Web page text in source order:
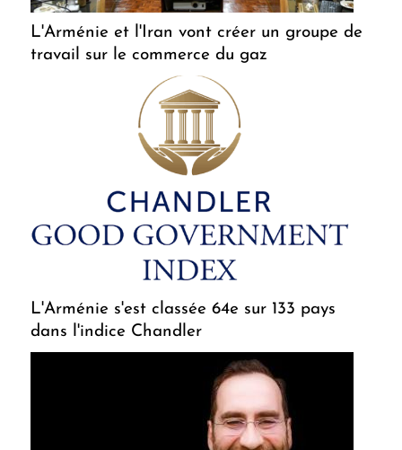
L'Arménie et l'Iran vont créer un groupe de
travail sur le commerce du gaz
L'Arménie s'est classée 64e sur 133 pays
dans l'indice Chandler